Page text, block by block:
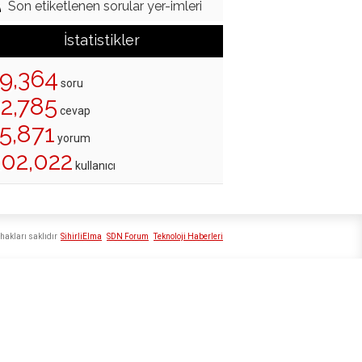
Son etiketlenen sorular yer-imleri
İstatistikler
soru
cevap
yorum
kullanıcı
SihirliElma SDN Forum Teknoloji Haberleri
saklıdır